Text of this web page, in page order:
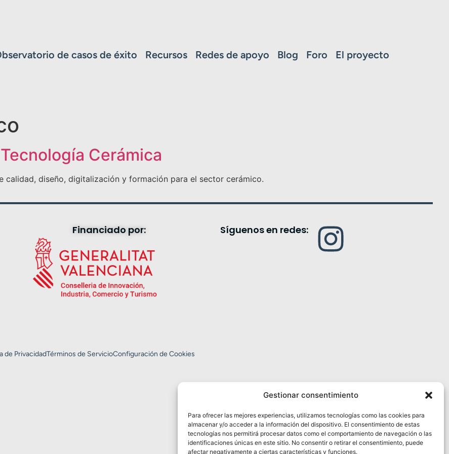
Gestionar consentimiento
Para ofrecer las mejores experiencias, utilizamos tecnologías como las cookies para
almacenar y/o acceder a la información del dispositivo. El consentimiento de estas
tecnologías nos permitirá procesar datos como el comportamiento de navegación o las
identificaciones únicas en este sitio. No consentir o retirar el consentimiento, puede
afectar negativamente a ciertas características y funciones.
de casos de éxito Recursos Redes de apoyo Blog Foro El proyecto
Cerámica
diseño, digitalización y formación para el sector cerámico.
Financiado por: Síguenos en redes:
de PrivacidadTérminos de ServicioConfiguración de Cookies